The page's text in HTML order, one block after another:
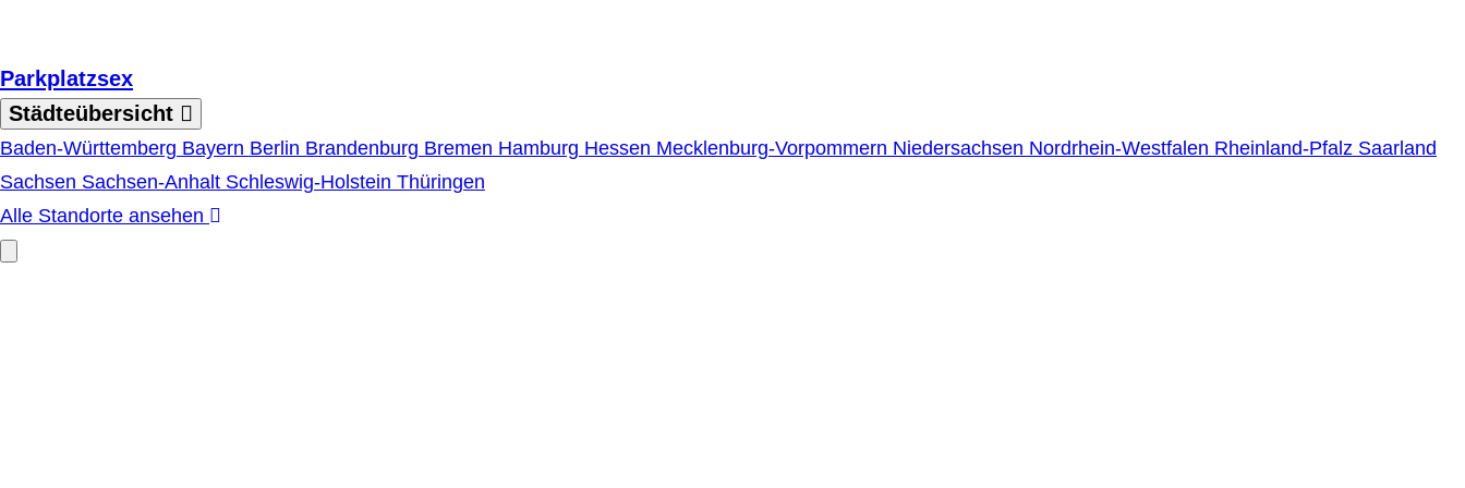
Parkplatzsex
Städteübersicht
Baden-Württemberg Bayern Berlin Brandenburg Bremen Hamburg Hessen Mecklenburg-Vorpommern Niedersachsen Nordrhein-Westfalen Rheinland-Pfalz Saarland
Sachsen Sachsen-Anhalt Schleswig-Holstein Thüringen
Alle Standorte ansehen